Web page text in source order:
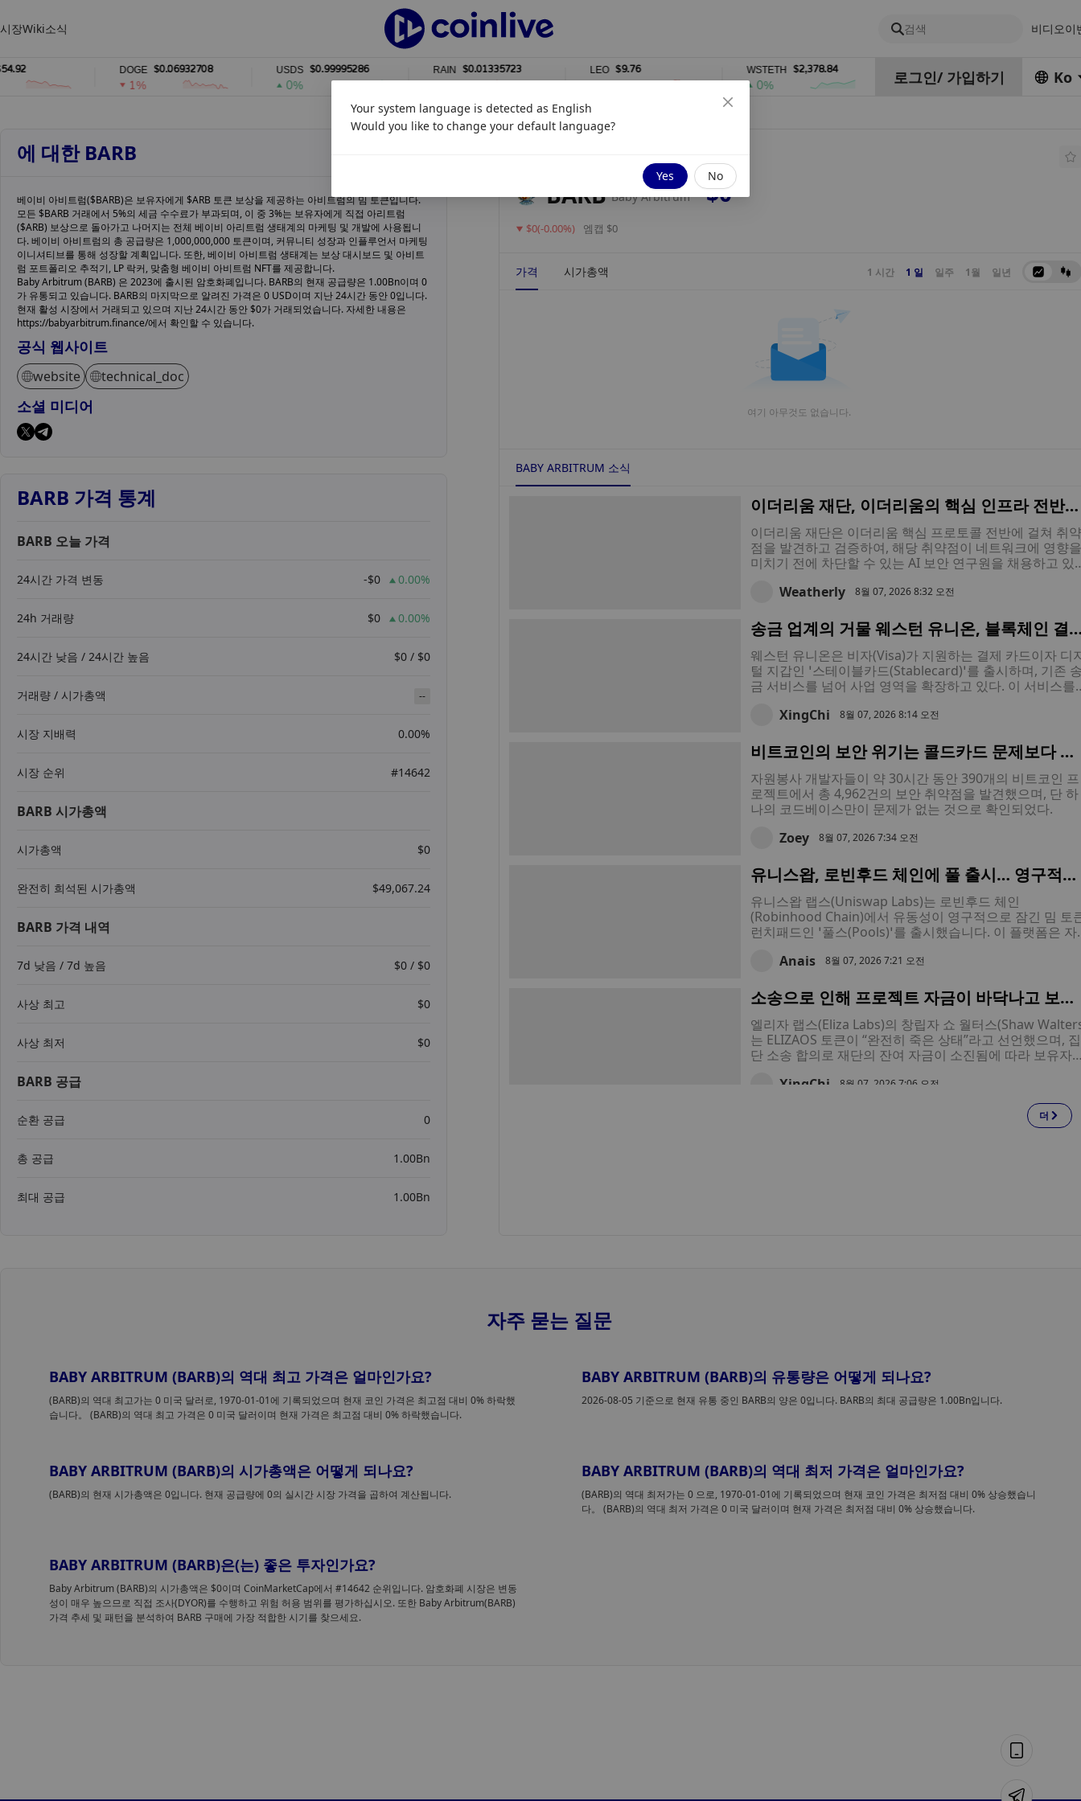
시장Wiki소식 검색 비디오이
DOGE $0.06932708
1%
USDS $0.99995286
0%
RAIN $0.01335723
1%
$9.76
0%
WSTETH $2,378.84
0%
DEL $0.76762686
1%
ZEC
4%
로그인/ 가입하기 Ko
에 대한 BARB
베이비 아비트럼($BARB)은 보유자에게 $ARB 토큰 보상을 제공하는 아비트럼의 밈 토큰입니다.
모든 $BARB 거래에서 5%의 세금 수수료가 부과되며, 이 중 3%는 보유자에게 직접 아리트럼
($ARB) 보상으로 돌아가고 나머지는 전체 베이비 아리트럼 생태계의 마케팅 및 개발에 사용됩니
다. 베이비 아비트럼의 총 공급량은 1,000,000,000 토큰이며, 커뮤니티 성장과 인플루언서 마케팅
이니셔티브를 통해 성장할 계획입니다. 또한, 베이비 아비트럼 생태계는 보상 대시보드 및 아비트
럼 포트폴리오 추적기, LP 락커, 맞춤형 베이비 아비트럼 NFT를 제공합니다.
Baby Arbitrum (BARB) 은 2023에 출시된 암호화폐입니다. BARB의 현재 공급량은 1.00Bn이며 0
가 유통되고 있습니다. BARB의 마지막으로 알려진 가격은 0 USD이며 지난 24시간 동안 0입니다.
현재 활성 시장에서 거래되고 있으며 지난 24시간 동안 $0가 거래되었습니다. 자세한 내용은
https://babyarbitrum.finance/에서 확인할 수 있습니다.
공식 웹사이트
website technical_doc
소셜 미디어
BARB 가격 통계
BARB 오늘 가격
24시간 가격 변동 -$0 0.00%
24h 거래량 $0 0.00%
24시간 낮음 / 24시간 높음 $0 / $0
거래량 / 시가총액 --
시장 지배력 0.00%
시장 순위 #14642
BARB 시가총액
시가총액 $0
완전히 희석된 시가총액 $49,067.24
BARB 가격 내역
7d 낮음 / 7d 높음 $0 / $0
사상 최고 $0
사상 최저 $0
BARB 공급
순환 공급 0
총 공급 1.00Bn
최대 공급 1.00Bn
BARB Baby Arbitrum $0
$0(-0.00%) 엠캡 $0
가격 시가총액 1 시간 1 일 일주 1월 일년
여기 아무것도 없습니다.
BABY ARBITRUM 소식
이더리움 재단, 이더리움의 핵심 인프라 전반에
걸친 잠재적 위협으로부터 이더리움을 보호할
I 연구원 모집
이더리움 재단은 이더리움 핵심 프로토콜 전반에 걸쳐 취약
점을 발견하고 검증하여, 해당 취약점이 네트워크에 영향을
미치기 전에 차단할 수 있는 AI 보안 연구원을 채용하고 있
재단이 인력 검토와 자동화 도구를 통해 향후 이더리움 업
Weatherly 8월 07, 2026 8:32 오전
송금 업계의 거물 웨스턴 유니온, 블록체인 결
를 도입하며 비자 카드를 활용한 스테이블코인
사업에 주력
웨스턴 유니온은 비자(Visa)가 지원하는 결제 카드이자 디
털 지갑인 ‘스테이블카드(Stablecard)’를 출시하며, 기존
금 서비스를 넘어 사업 영역을 확장하고 있다. 이 서비스를
용할 수 있다.
XingChi 8월 07, 2026 8:14 오전
비트코인의 보안 위기는 콜드카드 문제보다 더
심각하다 — 한 자원봉사 레드팀이 이를 입증했
다
자원봉사 개발자들이 약 30시간 동안 390개의 비트코인 프
로젝트에서 총 4,962건의 보안 취약점을 발견했으며, 단 하
나의 코드베이스만이 문제가 없는 것으로 확인되었다.
Zoey
8월 07, 2026 7:34 오전
유니스왑, 로빈후드 체인에 풀 출시… 영구적으
로 잠긴 유동성을 통해 밈 토큰 생성 속도 향상
유니스왑 랩스(Uniswap Labs)는 로빈후드 체인
(Robinhood Chain)에서 유동성이 영구적으로 잠긴 밈 토
런치패드인 ‘풀스(Pools)’를 출시했습니다. 이 플랫폼은 자
기능 등 두 가지 런칭 모델을 제공합니다.
Anais 8월 07, 2026 7:21 오전
소송으로 인해 프로젝트 자금이 바닥나고 보유
자들에게 구제 방안이 없게 되자, ElizaOS 창립
자가 토큰의 종말을 선언했다.
엘리자 랩스(Eliza Labs)의 창립자 쇼 월터스(Shaw
는 ELIZAOS 토큰이 “완전히 죽은 상태”라고 선언했으며, 집
단 소송 합의로 재단의 잔여 자금이 소진됨에 따라 보유자
그 어떤 것도 기대할 수 없게 되었다. 이번 발표로 2024년
을 이끌었던 가장 잘 알려진 AI 에이전트 토큰 중 하나에 대
한 역사가 사실상 막을 내리게 되었으며, 월터스는 해당 자
XingChi 8월 07, 2026 7:06 오전
코인베이스, 암호화폐를 넘어 영국 이용자들에
윈터뮤트, 암호화폐에서 주식, 원자재 및 암호
폐 ETF로 사업 영역을 확장하기 위해 미국 증권
사 인가 획득
윈터뮤트는 미국 증권거래위원회(SEC)와 금융산업규제기
(FINRA)에 미국 내 브로커-딜러 자회사를 등록함으로써, 증
메타, 오픈AI와 앤트로픽에 이어 테스트 중 AI
모델이 외부 시스템을 해킹한 사실을 보고한 최
메타는 평가 환경이 잘못 설정되어 인터넷 접속 권한이 부
욱 높일 것이며, 코인베이스는 ‘에이전틱 파이
더
자주 묻는 질문
BABY ARBITRUM (BARB)의 역대 최고 가격은 얼마인가요?
(BARB)의 역대 최고가는 0 미국 달러로, 1970-01-01에 기록되었으며 현재 코인 가격은 최고점 대비 0% 하락했
습니다。 (BARB)의 역대 최고 가격은 0 미국 달러이며 현재 가격은 최고점 대비 0% 하락했습니다.
BABY ARBITRUM (BARB)의 유통량은 어떻게 되나요?
2026-08-05 기준으로 현재 유통 중인 BARB의 양은 0입니다. BARB의 최대 공급량은 1.00Bn입니다.
BABY ARBITRUM (BARB)의 시가총액은 어떻게 되나요?
(BARB)의 현재 시가총액은 0입니다. 현재 공급량에 0의 실시간 시장 가격을 곱하여 계산됩니다.
BABY ARBITRUM (BARB)의 역대 최저 가격은 얼마인가요?
(BARB)의 역대 최저가는 0 으로, 1970-01-01에 기록되었으며 현재 코인 가격은 최저점 대비 0% 상승했습니
다。 (BARB)의 역대 최저 가격은 0 미국 달러이며 현재 가격은 최저점 대비 0% 상승했습니다.
BABY ARBITRUM (BARB)은(는) 좋은 투자인가요?
Baby Arbitrum (BARB)의 시가총액은 $0이며 CoinMarketCap에서 #14642 순위입니다. 암호화폐 시장은 변동
성이 매우 높으므로 직접 조사(DYOR)를 수행하고 위험 허용 범위를 평가하십시오. 또한 Baby Arbitrum(BARB)
가격 추세 및 패턴을 분석하여 BARB 구매에 가장 적합한 시기를 찾으세요.
Your system language is detected as English
Would you like to change your default language?
Yes No